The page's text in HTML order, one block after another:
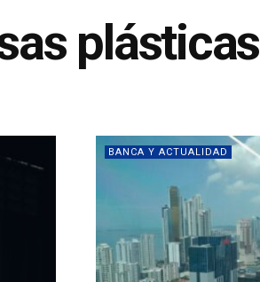
plásticas
BANCA Y ACTUALIDAD